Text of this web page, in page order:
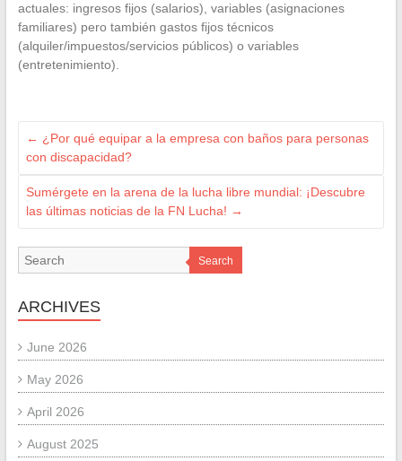
actuales: ingresos fijos (salarios), variables (asignaciones
familiares) pero también gastos fijos técnicos
(alquiler/impuestos/servicios públicos) o variables
(entretenimiento).
← ¿Por qué equipar a la empresa con baños para personas
con discapacidad?
Sumérgete en la arena de la lucha libre mundial: ¡Descubre
las últimas noticias de la FN Lucha! →
Search
ARCHIVES
June 2026
May 2026
April 2026
August 2025